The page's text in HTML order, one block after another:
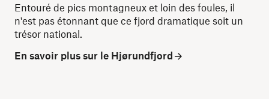
Entouré de pics montagneux et loin des foules, il
n'est pas étonnant que ce fjord dramatique soit un
trésor national.
En savoir plus sur le Hjørundfjord